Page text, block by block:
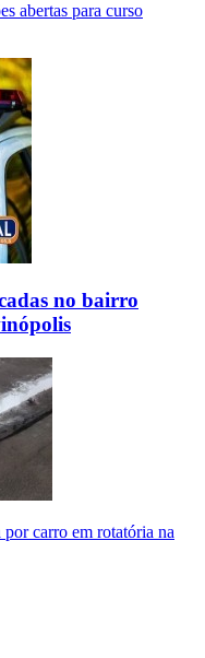
abertas para curso
no bairro
carro em rotatória na